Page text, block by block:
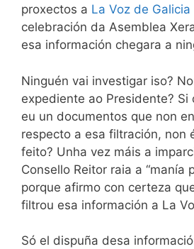
proxectos a La Voz de Galicia
celebración da Asemblea
esa información chegara a
Ninguén vai investigar iso?
expediente ao Presidente?
eu un documentos que non
respecto a esa filtración, non
feito? Unha vez máis a
Consello Reitor raia a “manía
porque afirmo con certeza
filtrou esa información a La
Só el dispuña desa